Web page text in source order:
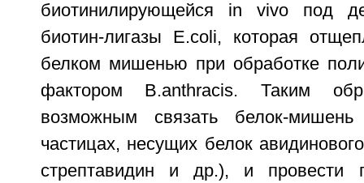
биотинилирующейся in vivo под
биотин-лигазы E.coli, которая
белком мишенью при обработке
фактором B.anthracis. Таким
возможным связать белок-
частицах, несущих белок
стрептавидин и др.), и провести